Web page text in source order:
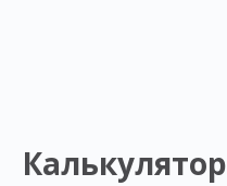
Калькулятор